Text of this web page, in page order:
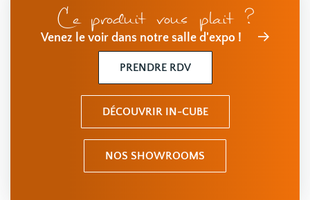
Ce produit vous plait ?
Venez le voir dans notre salle d'expo !
PRENDRE RDV
DÉCOUVRIR IN-CUBE
NOS SHOWROOMS